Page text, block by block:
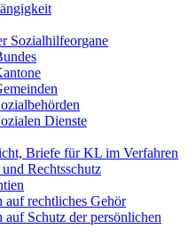
Sozialhilfeorgane
Dienste
Briefe für KL im Verfahren
Rechtsschutz
auf rechtliches Gehör
auf Schutz der persönlichen